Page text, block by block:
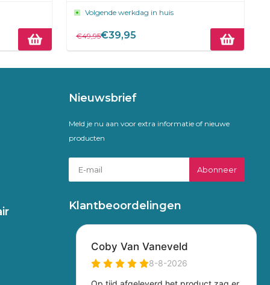
Volgende werkdag in huis
€49,95€39,95
Nieuwsbrief
Meld je nu aan voor extra informatie of nieuwe
producten
Abonneer
Klantbeoordelingen